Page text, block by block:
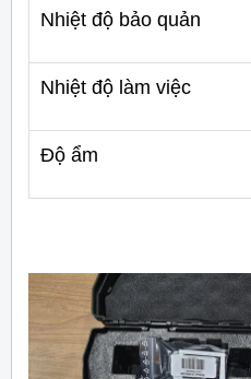
Nhiệt độ bảo quản
Nhiệt độ làm việc
Độ ẩm